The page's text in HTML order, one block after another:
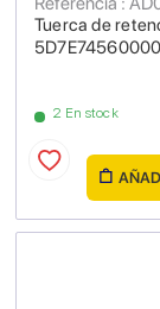
Tuerca de
5D7E74560000
2 En stock